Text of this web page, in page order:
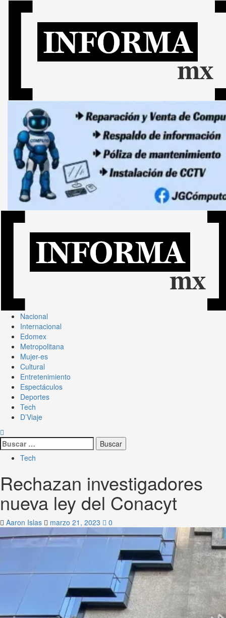
Nacional
Internacional
Edomex
Metropolitana
Mujer-es
Cultural
Entretenimiento
Espectáculos
Deportes
Tech
D’Viaje
Tech
Rechazan investigadores
nueva ley del Conacyt
Aaron Islas marzo 21, 2023 0